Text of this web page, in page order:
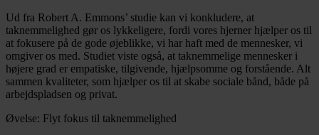
Ud fra Robert A. Emmons’ studie kan vi konkludere, at
taknemmelighed gør os lykkeligere, fordi vores hjerner hjælper os til
at fokusere på de gode øjeblikke, vi har haft med de mennesker, vi
omgiver os med. Studiet viste også, at taknemmelige mennesker i
højere grad er empatiske, tilgivende, hjælpsomme og forstående. Alt
sammen kvaliteter, som hjælper os til at skabe sociale bånd, både på
arbejdspladsen og privat.
Øvelse: Flyt fokus til taknemmelighed